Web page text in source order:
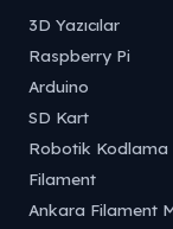
3D Yazıcılar
Raspberry Pi
Arduino
SD Kart
Robotik Kodlama
Filament
Ankara Filament